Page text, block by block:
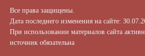
Все права защищены.
Дата последнего изменения на сайте:
При использовании материалов сайта
источник обязательна